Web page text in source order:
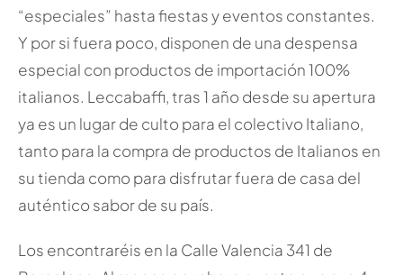
“especiales” hasta fiestas y eventos constantes.
Y por si fuera poco, disponen de una despensa
especial con productos de importación 100%
italianos. Leccabaffi, tras 1 año desde su apertura
ya es un lugar de culto para el colectivo Italiano,
tanto para la compra de productos de Italianos en
su tienda como para disfrutar fuera de casa del
auténtico sabor de su país.
Los encontraréis en la Calle Valencia 341 de